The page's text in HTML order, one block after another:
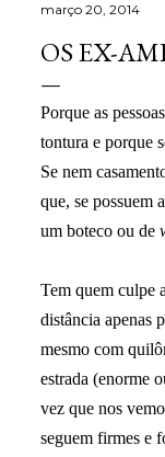
março 20, 2014
OS EX-
Porque as
tontura e porque
Se nem
que, se possuem
um boteco ou de
Tem quem culpe
distância apenas
mesmo com
estrada (enorme
vez que nos
seguem firmes e